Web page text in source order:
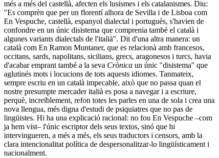
més a més del castellà, afecten els lusismes i els catalanismes. Diu:
"Es comprèn que per un florentí alhora de Sevilla i de Lisboa com
En Vespuche, castellà, espanyol dialectal i portuguès, s'havien de
confondre en un únic disistema que comprenia també el català i
algunes variants dialectals de l'italià". Dit d'una altra manera: un
català com En Ramon Muntaner, que es relacionà amb francesos,
occitans, sards, napolitans, sicilians, grecs, aragonesos i turcs, havia
d'acabar emprant també a la seva Crònica un únic "disistema" que
aglutinés mots i locucions de tots aquests idiomes. Tanmateix,
sempre escriu en un català impecable, això que no passa quan el
nostre presumpte mercader italià es posa a navegar i a escriure,
perquè, increïblement, refon totes les parles en una de sola i crea una
nova llengua, més digna d'estudi de psiquiatres que no pas de
lingüistes. Hi ha una explicació racional: no fou En Vespuche –com
ja hem vist– l'únic escriptor dels seus textos, sinó que hi
intervingueren, a més a més, els seus traductors i censors, amb la
clara intencionalitat política de despersonalitzar-lo lingüísticament i
nacionalment.